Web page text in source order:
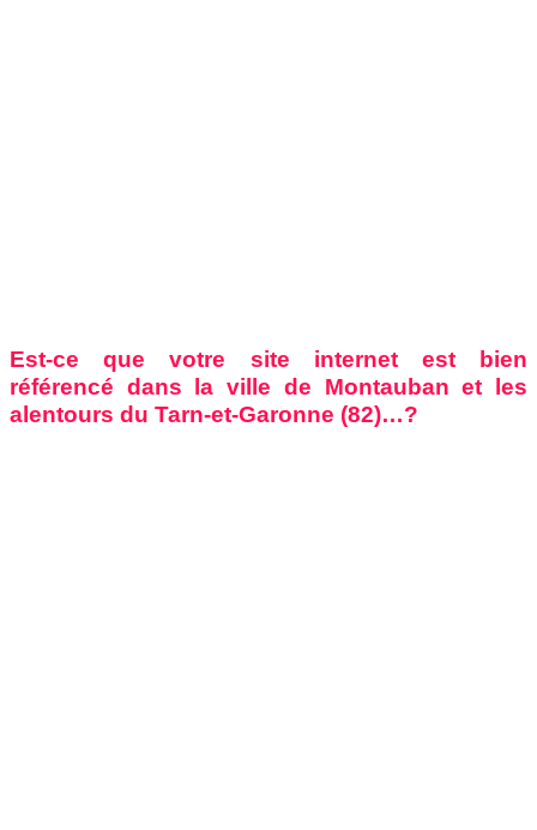
Est-ce que votre site internet est bien
référencé dans la ville de Montauban et les
alentours du Tarn-et-Garonne (82)…?